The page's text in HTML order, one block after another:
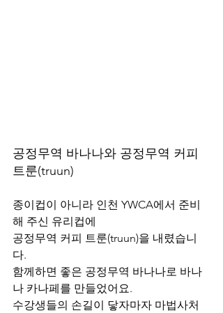
공정무역 바나나와 공정무역 커피
트룬(truun)
종이컵이 아니라 인천 YWCA에서 준비
해 주신 유리컵에
공정무역 커피 트룬(truun)을 내렸습니
다.
함께하면 좋은 공정무역 바나나로 바나
나 카나페를 만들었어요.
수강생들의 손길이 닿자마자 마법사처